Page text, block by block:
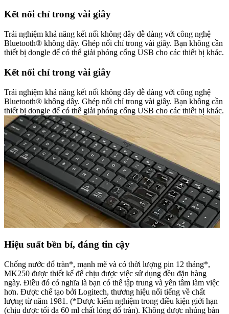
Kết nối chỉ trong vài giây
Trải nghiệm khả năng kết nối không dây dễ dàng với công nghệ
Bluetooth® không dây. Ghép nối chỉ trong vài giây. Bạn không cần
thiết bị dongle để có thể giải phóng cổng USB cho các thiết bị khác.
Kết nối chỉ trong vài giây
Trải nghiệm khả năng kết nối không dây dễ dàng với công nghệ
Bluetooth® không dây. Ghép nối chỉ trong vài giây. Bạn không cần
thiết bị dongle để có thể giải phóng cổng USB cho các thiết bị khác.
Hiệu suất bền bỉ, đáng tin cậy
Chống nước đổ tràn*, mạnh mẽ và có thời lượng pin 12 tháng*,
MK250 được thiết kế để chịu được việc sử dụng đều đặn hàng
ngày. Điều đó có nghĩa là bạn có thể tập trung và yên tâm làm việc
hơn. Được chế tạo bởi Logitech, thương hiệu nổi tiếng về chất
lượng từ năm 1981. (*Được kiểm nghiệm trong điều kiện giới hạn
(chịu được tối đa 60 ml chất lỏng đổ tràn). Không được nhúng bàn